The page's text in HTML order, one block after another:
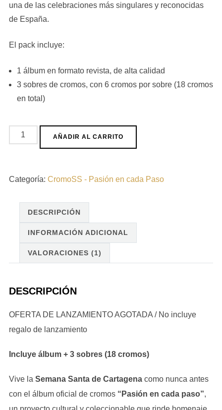
una de las celebraciones más singulares y reconocidas
de España.
El pack incluye:
1 álbum en formato revista, de alta calidad
3 sobres de cromos, con 6 cromos por sobre (18 cromos
en total)
Álbum
Semana
Sobres
AÑADIR AL CARRITO
Categoría: CromoSS - Pasión en cada Paso
DESCRIPCIÓN
INFORMACIÓN ADICIONAL
VALORACIONES (1)
DESCRIPCIÓN
OFERTA DE LANZAMIENTO AGOTADA / No incluye
regalo de lanzamiento
Incluye álbum + 3 sobres (18 cromos)
Vive la Semana Santa de Cartagenacomo nunca antes
con el álbum oficial de cromos “Pasión en cada paso”,